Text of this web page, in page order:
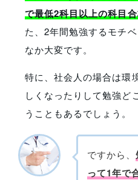
で最低2科目以上の科目
た、2年間勉強するモチ
なか大変です。
特に、社会人の場合は環
しくなったりして勉強ど
うこともあるでしょう。
ですから、
って1年で